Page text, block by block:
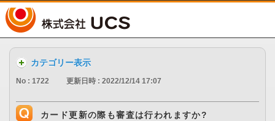
カテゴリー表示
No : 1722 更新日時 : 2022/12/14 17:07
カード更新の際も審査は行われますか?